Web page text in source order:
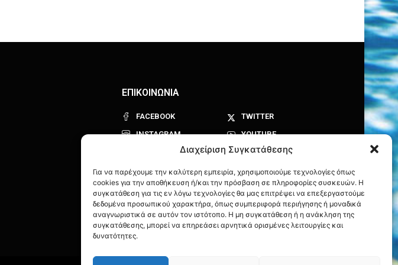
Διαχείριση Συγκατάθεσης
Για να παρέχουμε την καλύτερη εμπειρία, χρησιμοποιούμε τεχνολογίες όπως
cookies για την αποθήκευση ή/και την πρόσβαση σε πληροφορίες συσκευών. Η
συγκατάθεση για τις εν λόγω τεχνολογίες θα μας επιτρέψει να επεξεργαστούμε
δεδομένα προσωπικού χαρακτήρα, όπως συμπεριφορά περιήγησης ή μοναδικά
αναγνωριστικά σε αυτόν τον ιστότοπο. Η μη συγκατάθεση ή η ανάκληση της
συγκατάθεσης, μπορεί να επηρεάσει αρνητικά ορισμένες λειτουργίες και
δυνατότητες.
ΕΠΙΚΟΙΝΩΝΙΑ
FACEBOOK
TWITTER
INSTAGRAM
YOUTUBE